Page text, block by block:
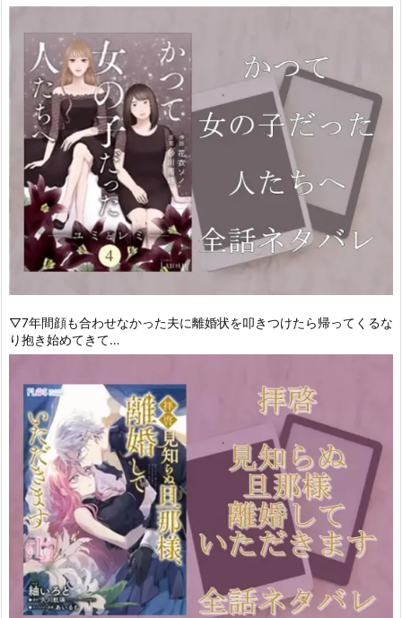
▽7年間顔も合わせなかった夫に離婚状を叩きつけたら帰ってくるな
り抱き始めてきて…